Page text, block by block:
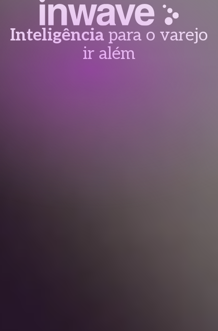
Inteligência para o varejo
ir além